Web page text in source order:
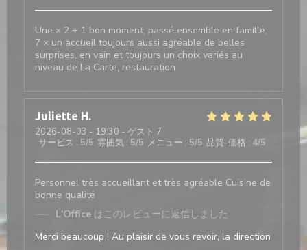
Une × 2 + 1 bon moment, passé ensemble en famille,
7 × un accueil toujours aussi agréable de belles
surprises, en vain et toujours un choix variés au
niveau de La Carte, restauration
Juliette H
2026-08-03 - 19:30 - ゲスト 7
サービス : 5/5 雰囲気 : 5/5 メニュー : 5/5 品質-価格 : 4/5
Personnel très accueillant et très agréable Cuisine de
bonne qualité
L'Office はこのレビューに返信しました
Merci beaucoup ! Au plaisir de vous revoir, la direction